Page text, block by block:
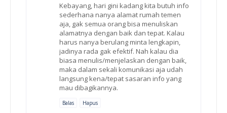
Kebayang, hari gini kadang kita butuh info
sederhana nanya alamat rumah temen
aja, gak semua orang bisa menuliskan
alamatnya dengan baik dan tepat. Kalau
harus nanya berulang minta lengkapin,
jadinya rada gak efektif. Nah kalau dia
biasa menulis/menjelaskan dengan baik,
maka dalam sekali komunikasi aja udah
langsung kena/tepat sasaran info yang
mau dibagikannya.
Balas Hapus